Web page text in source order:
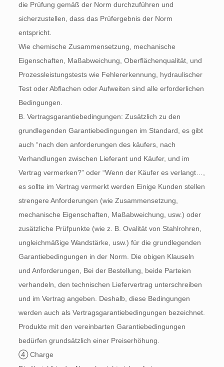
die Prüfung gemäß der Norm durchzuführen und
sicherzustellen, dass das Prüfergebnis der Norm
entspricht.
Wie chemische Zusammensetzung, mechanische
Eigenschaften, Maßabweichung, Oberflächenqualität, und
Prozessleistungstests wie Fehlererkennung, hydraulischer
Test oder Abflachen oder Aufweiten sind alle erforderlichen
Bedingungen.
B. Vertragsgarantiebedingungen: Zusätzlich zu den
grundlegenden Garantiebedingungen im Standard, es gibt
auch “nach den anforderungen des käufers, nach
Verhandlungen zwischen Lieferant und Käufer, und im
Vertrag vermerken?” oder “Wenn der Käufer es verlangt…,
es sollte im Vertrag vermerkt werden Einige Kunden stellen
strengere Anforderungen (wie Zusammensetzung,
mechanische Eigenschaften, Maßabweichung, usw.) oder
zusätzliche Prüfpunkte (wie z. B. Ovalität von Stahlrohren,
ungleichmäßige Wandstärke, usw.) für die grundlegenden
Garantiebedingungen in der Norm. Die obigen Klauseln
und Anforderungen, Bei der Bestellung, beide Parteien
verhandeln, den technischen Liefervertrag unterschreiben
und im Vertrag angeben. Deshalb, diese Bedingungen
werden auch als Vertragsgarantiebedingungen bezeichnet.
Produkte mit den vereinbarten Garantiebedingungen
bedürfen grundsätzlich einer Preiserhöhung.
④ Charge